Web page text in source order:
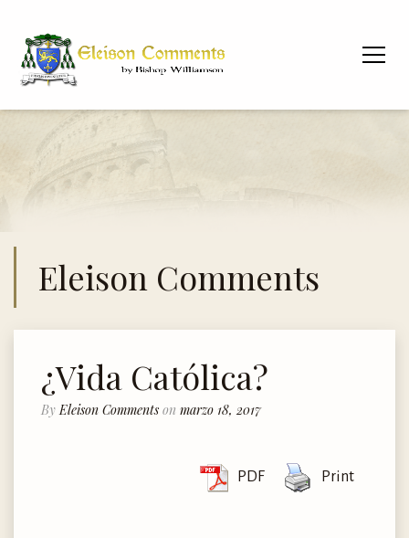
Eleison Comments
¿Vida Católica?
By Eleison Comments on marzo 18, 2017
PDF Print